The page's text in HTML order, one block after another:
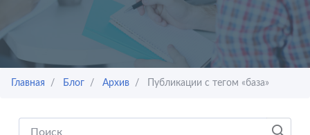
Главная Блог Архив Публикации с тегом «база»